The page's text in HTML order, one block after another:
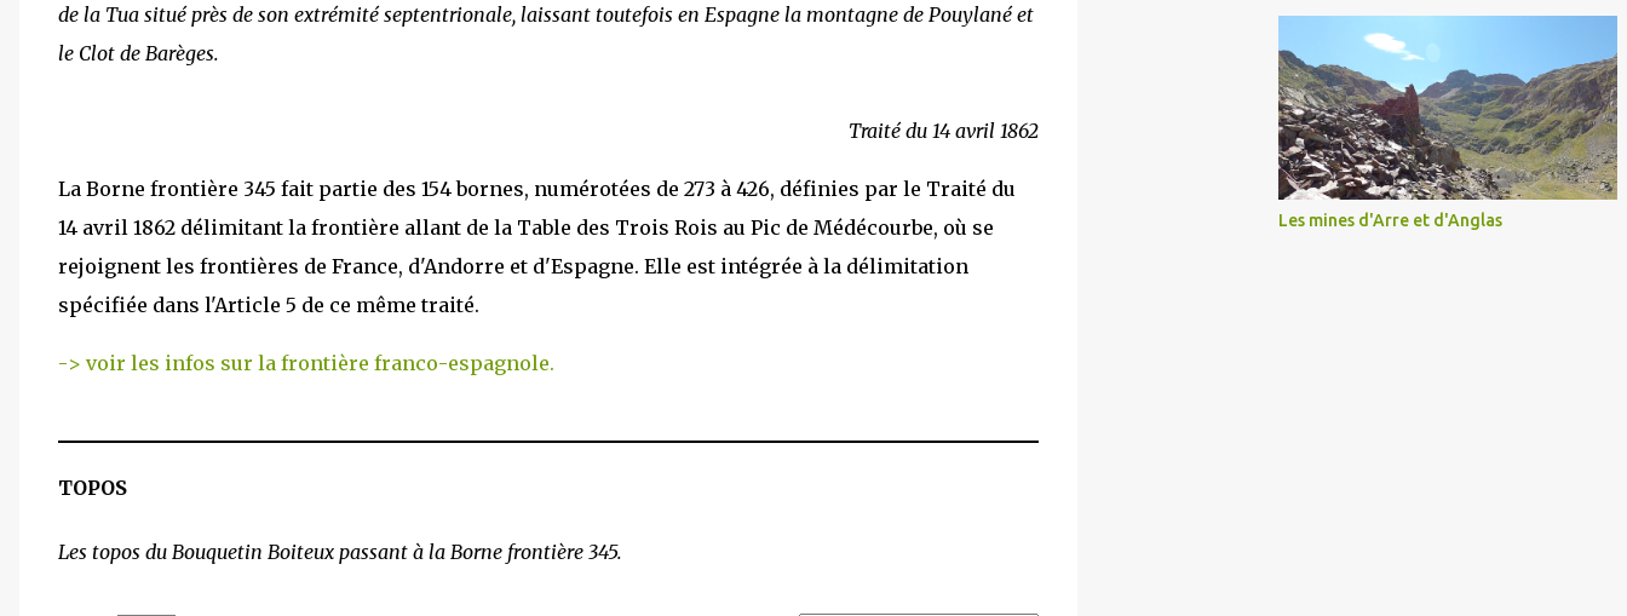
de la Tua situé près de son extrémité septentrionale, laissant toutefois en Espagne la montagne de Pouylané et
le Clot de Barèges.
Traité du 14 avril 1862
La Borne frontière 345 fait partie des 154 bornes, numérotées de 273 à 426, définies par le Traité du
14 avril 1862 délimitant la frontière allant de la Table des Trois Rois au Pic de Médécourbe, où se
rejoignent les frontières de France, d'Andorre et d'Espagne. Elle est intégrée à la délimitation
spécifiée dans l'Article 5 de ce même traité.
-> voir les infos sur la frontière franco-espagnole.
TOPOS
Les topos du Bouquetin Boiteux passant à la Borne frontière 345.
Les mines d'Arre et d'Anglas